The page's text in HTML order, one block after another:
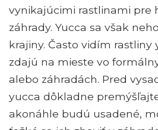
vynikajúcimi rastlinami pre
záhrady. Yucca sa však
krajiny. Často vidím rastliny
zdajú na mieste vo
alebo záhradách. Pred
yucca dôkladne
akonáhle budú usadené,